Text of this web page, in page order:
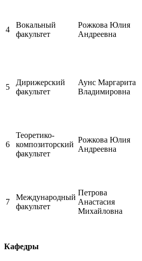
4
Вокальный
факультет
Рожкова Юлия
Андреевна
5
Дирижерский
факультет
Аунс Маргарита
Владимировна
6
Теоретико-
композиторский
факультет
Рожкова Юлия
Андреевна
7
Международный
факультет
Петрова
Анастасия
Михайловна
Кафедры